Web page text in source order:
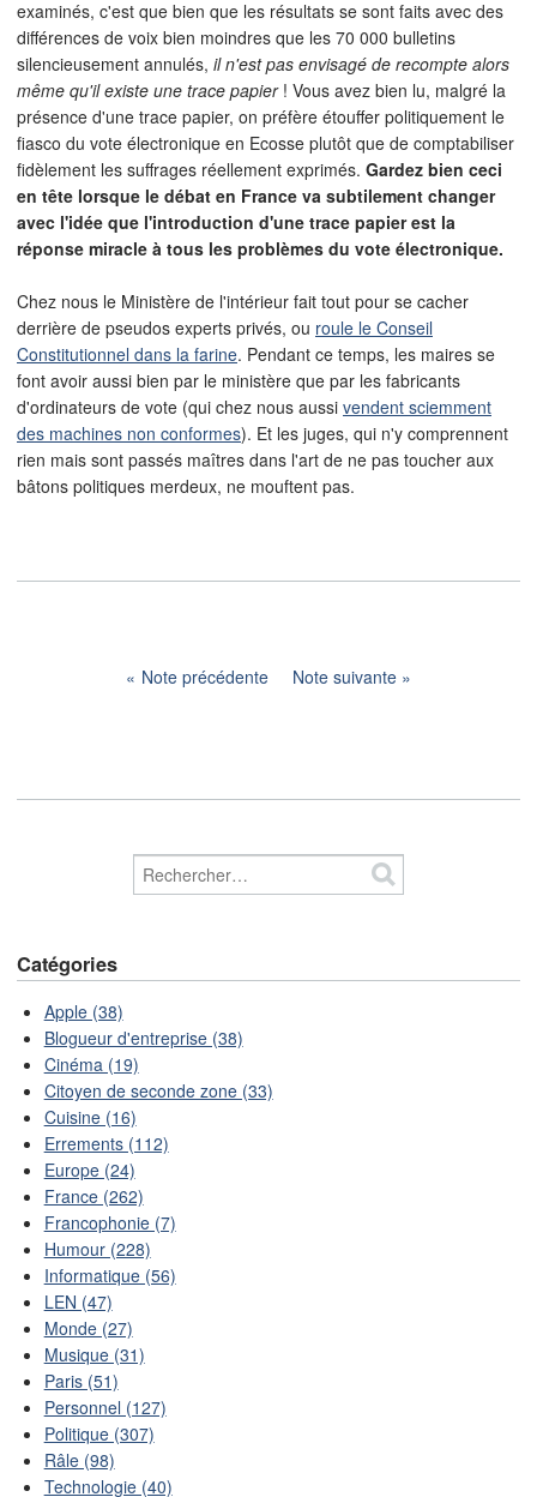
examinés, c'est que bien que les résultats se sont faits avec des
différences de voix bien moindres que les 70 000 bulletins
silencieusement annulés, il n'est pas envisagé de recompte alors
même qu'il existe une trace papier! Vous avez bien lu, malgré la
présence d'une trace papier, on préfère étouffer politiquement le
fiasco du vote électronique en Ecosse plutôt que de comptabiliser
fidèlement les suffrages réellement exprimés. Gardez bien ceci
en tête lorsque le débat en France va subtilement changer
avec l'idée que l'introduction d'une trace papier est la
réponse miracle à tous les problèmes du vote électronique.
Chez nous le Ministère de l'intérieur fait tout pour se cacher
derrière de pseudos experts privés, ou roule le Conseil
Constitutionnel dans la farine. Pendant ce temps, les maires se
font avoir aussi bien par le ministère que par les fabricants
d'ordinateurs de vote (qui chez nous aussi vendent sciemment
des machines non conformes). Et les juges, qui n'y comprennent
rien mais sont passés maîtres dans l'art de ne pas toucher aux
bâtons politiques merdeux, ne mouftent pas.
Note précédente Note suivante
Catégories
Apple (38)
Blogueur d'entreprise (38)
Cinéma (19)
Citoyen de seconde zone (33)
Cuisine (16)
Errements (112)
Europe (24)
France (262)
Francophonie (7)
Humour (228)
Informatique (56)
LEN (47)
Monde (27)
Musique (31)
Paris (51)
Personnel (127)
Politique (307)
Râle (98)
Technologie (40)